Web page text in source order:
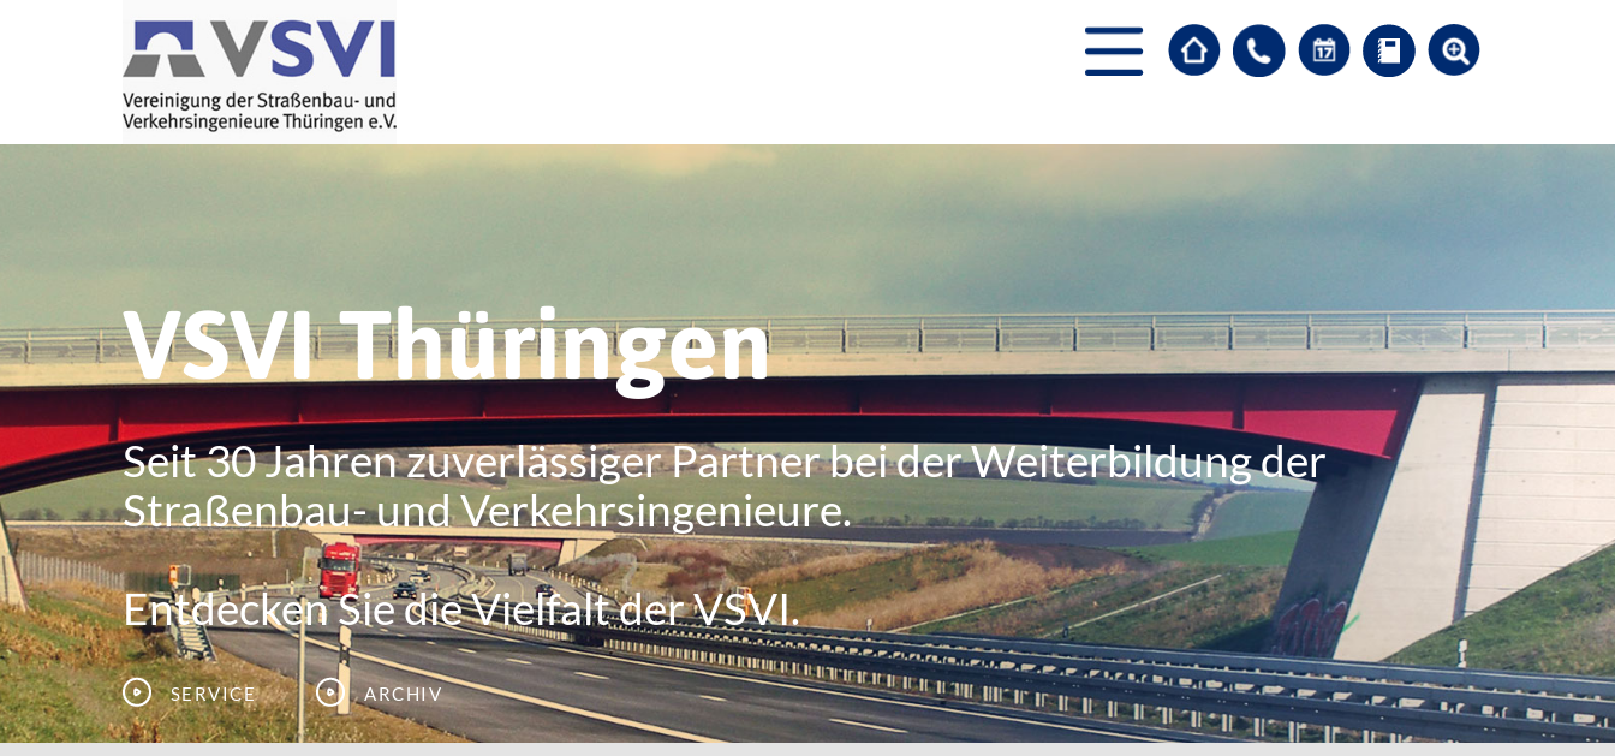
VSVI Thüringen
Seit 30 Jahren zuverlässiger Partner bei der Weiterbildung der
Straßenbau- und Verkehrsingenieure.
Entdecken Sie die Vielfalt der VSVI.
Service Archiv